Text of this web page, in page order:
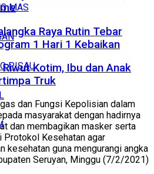
MAS
PISAU
Raya Rutin Tebar
1 Hari 1 Kebaikan
Kotim, Ibu dan Anak
Truk
dan Fungsi Kepolisian dalam
masyarakat dengan hadirnya
dan membagikan masker serta
Kesehatan agar
kesehatan guna mengurangi angka
Seruyan, Minggu (7/2/2021)